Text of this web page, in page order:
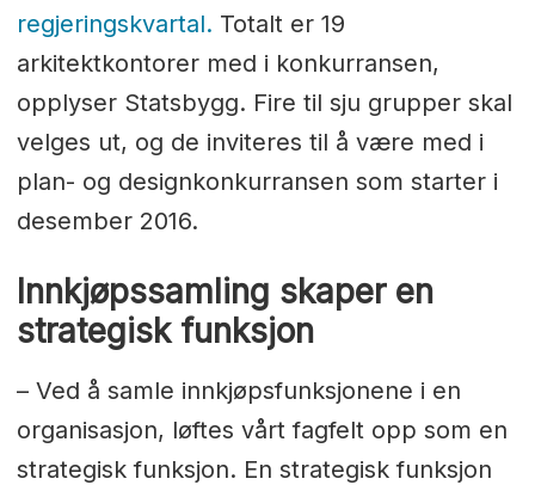
regjeringskvartal. Totalt er 19
arkitektkontorer med i konkurransen,
opplyser Statsbygg. Fire til sju grupper skal
velges ut, og de inviteres til å være med i
plan- og designkonkurransen som starter i
desember 2016.
Innkjøpssamling skaper en
strategisk funksjon
– Ved å samle innkjøpsfunksjonene i en
organisasjon, løftes vårt fagfelt opp som en
strategisk funksjon. En strategisk funksjon